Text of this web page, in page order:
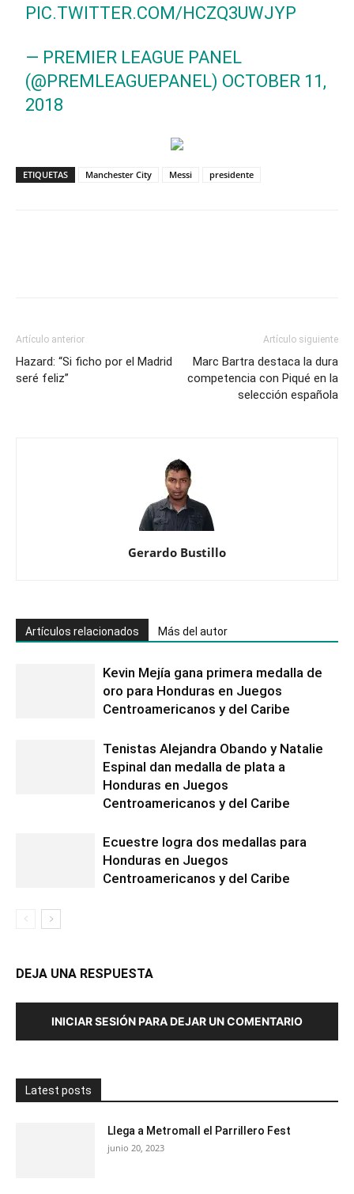
PIC.TWITTER.COM/HCZQ3UWJYP
— PREMIER LEAGUE PANEL
(@PREMLEAGUEPANEL) OCTOBER 11,
2018
ETIQUETAS Manchester City Messi presidente
Artículo anterior
Hazard: “Si ficho por el Madrid
seré feliz”
Artículo siguiente
Marc Bartra destaca la dura
competencia con Piqué en la
selección española
Gerardo Bustillo
Artículos relacionados Más del autor
Kevin Mejía gana primera medalla de
oro para Honduras en Juegos
Centroamericanos y del Caribe
Tenistas Alejandra Obando y Natalie
Espinal dan medalla de plata a
Honduras en Juegos
Centroamericanos y del Caribe
Ecuestre logra dos medallas para
Honduras en Juegos
Centroamericanos y del Caribe
DEJA UNA RESPUESTA
INICIAR SESIÓN PARA DEJAR UN COMENTARIO
Latest posts
Llega a Metromall el Parrillero Fest
junio 20, 2023